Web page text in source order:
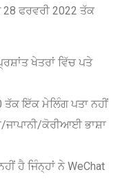
ਫਰਵਰੀ 2022 ਤੱਕ
ਖੇਤਰਾਂ ਵਿੱਚ ਪਤੇ
ਤੱਕ ਇੱਕ ਮੇਲਿੰਗ ਪਤਾ ਨਹੀਂ
ਜਾਪਾਨੀ/ਕੋਰੀਆਈ ਭਾਸ਼ਾ
ਹੈ ਜਿੰਨ੍ਹਾਂ ਨੇ WeChat